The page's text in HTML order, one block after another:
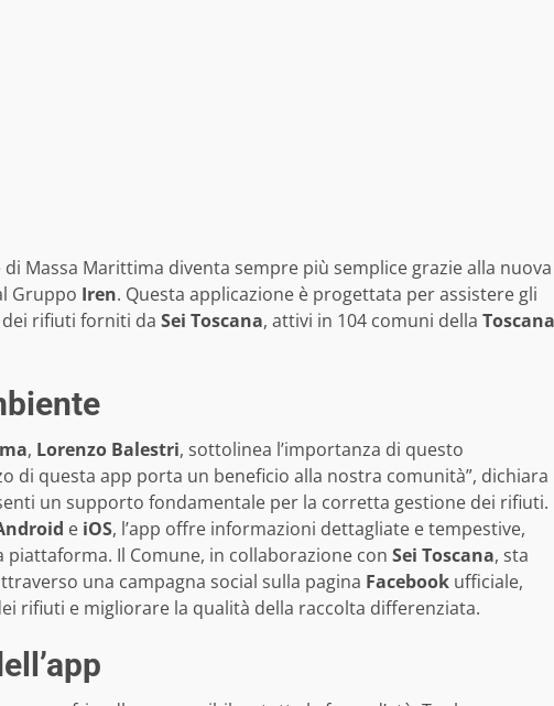
di Massa Marittima diventa sempre più semplice grazie alla nuova
Gruppo Iren. Questa applicazione è progettata per assistere gli
rifiuti forniti da Sei Toscana, attivi in 104 comuni della Toscana
, Lorenzo Balestri, sottolinea l’importanza di questo
di questa app porta un beneficio alla nostra comunità”, dichiara
un supporto fondamentale per la corretta gestione dei rifiuti.
e iOS, l’app offre informazioni dettagliate e tempestive,
Il Comune, in collaborazione con Sei Toscana, sta
una campagna social sulla pagina Facebook ufficiale,
rifiuti e migliorare la qualità della raccolta differenziata.